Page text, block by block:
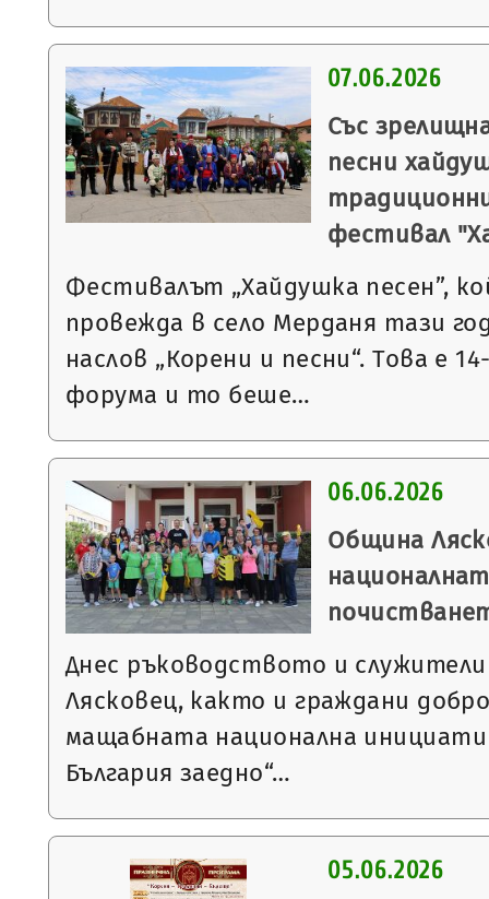
07.06.2026
Със
песни
фестивал
Фестивалът „Хайдушка песен”,
провежда в село Мерданя тази
наслов „Корени и песни“. Това е
форума и то беше…
06.06.2026
Община
Днес ръководството и
Лясковец, както и граждани
мащабната национална
България заедно“…
05.06.2026